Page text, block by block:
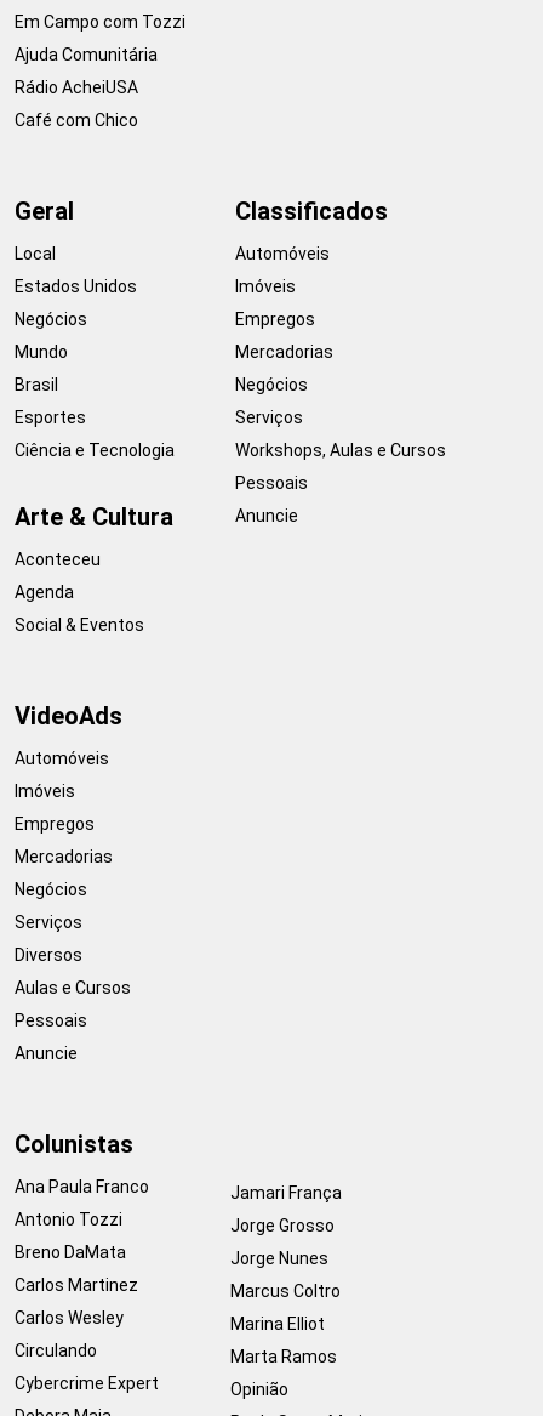
Em Campo com Tozzi
Ajuda Comunitária
Rádio AcheiUSA
Café com Chico
Geral
Local
Estados Unidos
Negócios
Mundo
Brasil
Esportes
Ciência e Tecnologia
Arte & Cultura
Aconteceu
Agenda
Social & Eventos
Classificados
Automóveis
Imóveis
Empregos
Mercadorias
Negócios
Serviços
Workshops, Aulas e Cursos
Pessoais
Anuncie
VideoAds
Automóveis
Imóveis
Empregos
Mercadorias
Negócios
Serviços
Diversos
Aulas e Cursos
Pessoais
Anuncie
Colunistas
Ana Paula Franco
Antonio Tozzi
Breno DaMata
Carlos Martinez
Carlos Wesley
Circulando
Cybercrime Expert
Jamari França
Jorge Grosso
Jorge Nunes
Marcus Coltro
Marina Elliot
Marta Ramos
Opinião